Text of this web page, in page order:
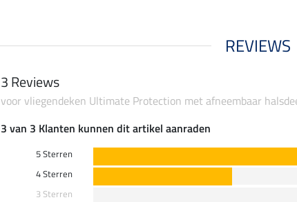
REVIEWS
3 Reviews
voor vliegendeken Ultimate Protection met afneembaar
3 van 3 Klanten kunnen dit artikel aanraden
5 Sterren
4 Sterren
3 Sterren